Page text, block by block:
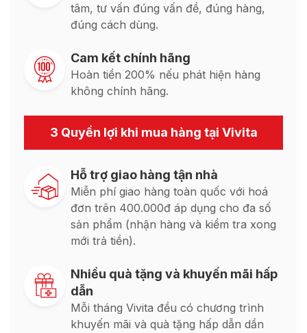
tâm, tư vấn đúng vấn đề, đúng hàng,
đúng cách dùng.
Cam kết chính hãng
Hoàn tiền 200% nếu phát hiện hàng
không chính hãng.
3 Quyền lợi khi mua hàng tại Vivita
Hỗ trợ giao hàng tận nhà
Miễn phí giao hàng toàn quốc với hoá
đơn trên 400.000đ áp dụng cho đa số
sản phẩm (nhận hàng và kiểm tra xong
mới trả tiền).
Nhiều quà tặng và khuyến mãi hấp
dẫn
Mỗi tháng Vivita đều có chương trình
khuyến mãi và quà tặng hấp dẫn dần